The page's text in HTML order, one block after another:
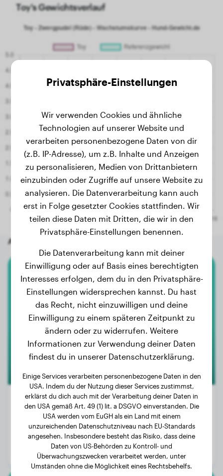
Toy's Gewichtsverlauf
Andere zufällige Hunde
Zwergspitz
Aya
Gewicht:
1 kg
Alter:
1 Jahr, 11 Monate
Geschlecht:
Hündinn
Privatsphäre-Einstellungen
Wir verwenden Cookies und ähnliche
Technologien auf unserer Website und
verarbeiten personenbezogene Daten von dir
(z.B. IP-Adresse), um z.B. Inhalte und Anzeigen
zu personalisieren, Medien von Drittanbietern
einzubinden oder Zugriffe auf unsere Website zu
analysieren. Die Datenverarbeitung kann auch
erst in Folge gesetzter Cookies stattfinden. Wir
teilen diese Daten mit Dritten, die wir in den
Privatsphäre-Einstellungen benennen.
Die Datenverarbeitung kann mit deiner
Einwilligung oder auf Basis eines berechtigten
Interesses erfolgen, dem du in den Privatsphäre-
Einstellungen widersprechen kannst. Du hast
das Recht, nicht einzuwilligen und deine
Einwilligung zu einem späteren Zeitpunkt zu
ändern oder zu widerrufen. Weitere
Informationen zur Verwendung deiner Daten
findest du in unserer Datenschutzerklärung.
Einige Services verarbeiten personenbezogene Daten in den
USA. Indem du der Nutzung dieser Services zustimmst,
erklärst du dich auch mit der Verarbeitung deiner Daten in
den USA gemäß Art. 49 (1) lit. a DSGVO einverstanden. Die
USA werden vom EuGH als ein Land mit einem
unzureichenden Datenschutzniveau nach EU-Standards
angesehen. Insbesondere besteht das Risiko, dass deine
Daten von US-Behörden zu Kontroll- und
Überwachungszwecken verarbeitet werden, unter
Umständen ohne die Möglichkeit eines Rechtsbehelfs.